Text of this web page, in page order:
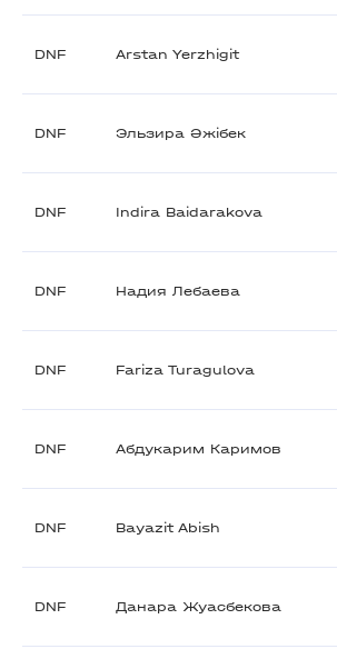
DNF Arstan Yerzhigit
DNF Эльзира Әжібек
DNF Indira Baidarakova
DNF Надия Лебаева
DNF Fariza Turagulova
DNF Абдукарим Каримов
DNF Bayazit Abish
DNF Данара Жуасбекова